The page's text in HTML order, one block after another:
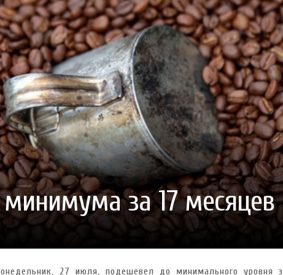
новинка зефір від власної ТМ Varto вже у VARUS - 20.10.2025
шматочку: халва власної ТМ Varto вже у VARUS - 10.10.2025
фестиваль - 29.09.2025
затримати літо в келиху - 22.09.2025
знаку зодіаку: розбір астролога і керуючого баром - 23.03.2026
ПЕЧИВО «ФРУТТАНЧИК» СПРОБУЙ ЗІ ЗНИЖКОЮ -40 %
400 ПОЗИЦІЙ,
СМАКИ
за 17 месяцев
27 июля, подешевел до минимального уровня